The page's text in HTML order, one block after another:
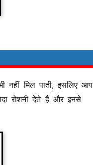
नहीं मिल पाती, इसलिए आप
रोशनी देते हैं और इनसे